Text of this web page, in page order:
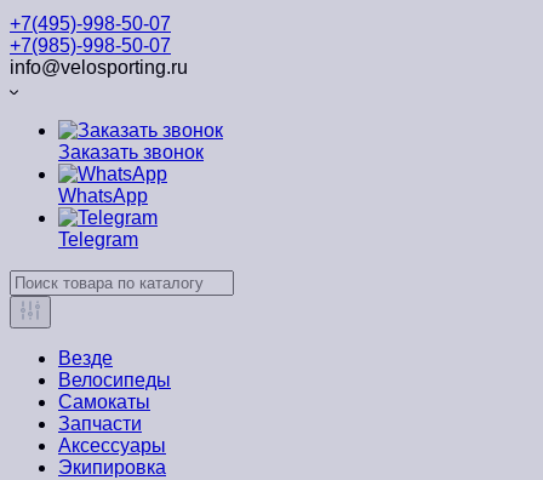
+7(495)-998-50-07
+7(985)-998-50-07
info@velosporting.ru
Заказать звонок
WhatsApp
Telegram
Везде
Велосипеды
Самокаты
Запчасти
Аксессуары
Экипировка